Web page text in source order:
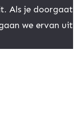
Als je doorgaat
we ervan uit